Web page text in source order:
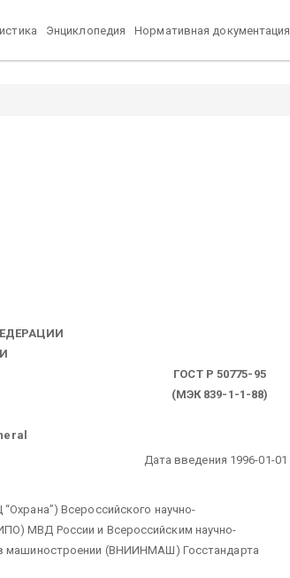
Энциклопедия Нормативная документация
ГОСТ Р 50775-95
(МЭК 839-1-1-88)
Дата введения 1996-01-01
Всероссийского научно-
МВД России и Всероссийским научно-
машиностроении (ВНИИНМАШ) Госстандарта